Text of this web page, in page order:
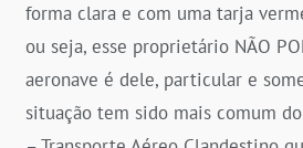
forma clara e com uma tarja
ou seja, esse proprietário NÃO
aeronave é dele, particular e
situação tem sido mais comum